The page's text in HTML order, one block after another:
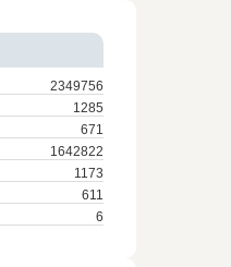
2349756
1285
671
1642822
1173
611
6